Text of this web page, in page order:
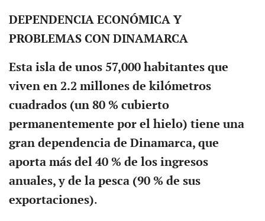
DEPENDENCIA ECONÓMICA Y
PROBLEMAS CON DINAMARCA
Esta isla de unos 57,000 habitantes que
viven en 2.2 millones de kilómetros
cuadrados (un 80 % cubierto
permanentemente por el hielo) tiene una
gran dependencia de Dinamarca, que
aporta más del 40 % de los ingresos
anuales, y de la pesca (90 % de sus
exportaciones).